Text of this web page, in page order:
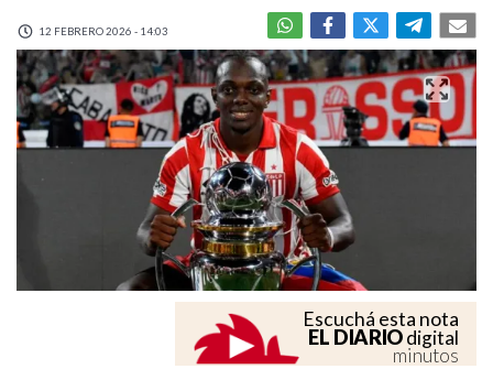
12 FEBRERO 2026 - 14:03
Escuchá esta nota
EL DIARIOdigital
minutos